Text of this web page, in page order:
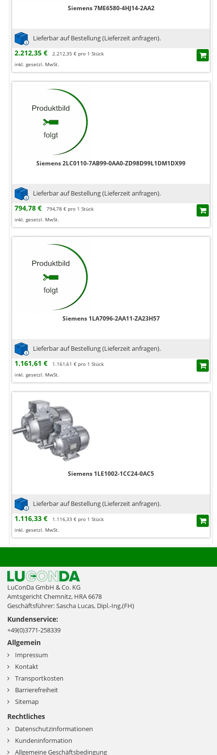
Siemens 7ME6580-4HJ14-2AA2
Lieferbar auf Bestellung (Lieferzeit anfragen).
2.212,35 €
2.212,35 € pro 1 Stück
inkl. gesetzl. MwSt.
Siemens 2LC0110-7AB99-0AA0-ZD98D99L1DM1DX99
Lieferbar auf Bestellung (Lieferzeit anfragen).
794,78 €
794,78 € pro 1 Stück
inkl. gesetzl. MwSt.
Siemens 1LA7096-2AA11-ZA23H57
Lieferbar auf Bestellung (Lieferzeit anfragen).
1.161,61 €
1.161,61 € pro 1 Stück
inkl. gesetzl. MwSt.
Siemens 1LE1002-1CC24-0AC5
Lieferbar auf Bestellung (Lieferzeit anfragen).
1.116,33 €
1.116,33 € pro 1 Stück
inkl. gesetzl. MwSt.
LuConDa GmbH & Co. KG
Amtsgericht Chemnitz, HRA 6678
Geschäftsführer: Sascha Lucas, Dipl.-Ing.(FH)
Kundenservice:
+49(0)3771-258339
Allgemein
Impressum
Kontakt
Transportkosten
Barrierefreiheit
Sitemap
Rechtliches
Datenschutzinformationen
Kundeninformation
Allgemeine Geschäftsbedingung